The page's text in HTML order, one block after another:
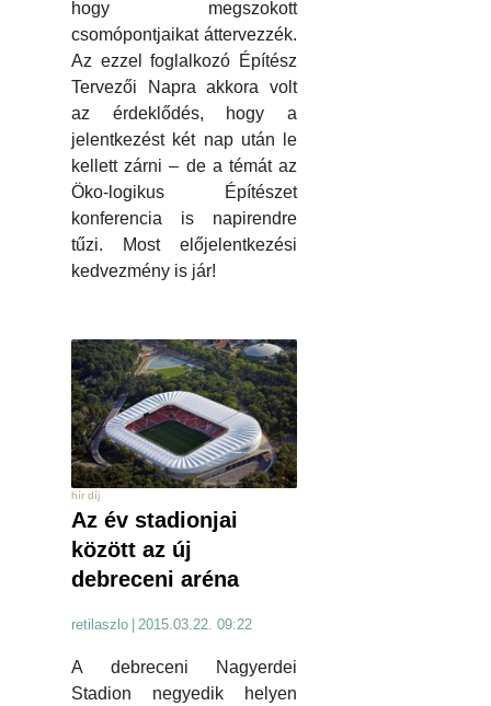
hogy megszokott
csomópontjaikat áttervezzék.
Az ezzel foglalkozó Építész
Tervezői Napra akkora volt
az érdeklődés, hogy a
jelentkezést két nap után le
kellett zárni – de a témát az
Öko-logikus Építészet
konferencia is napirendre
tűzi. Most előjelentkezési
kedvezmény is jár!
hír díj
Az év stadionjai
között az új
debreceni aréna
retilaszlo 2015.03.22. 09:22
A debreceni Nagyerdei
Stadion negyedik helyen